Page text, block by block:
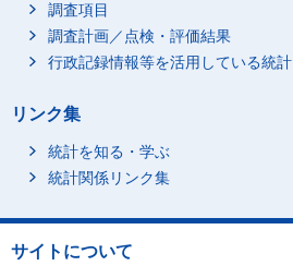
調査項目
調査計画／点検・評価結果
行政記録情報等を活用している統計
リンク集
統計を知る・学ぶ
統計関係リンク集
サイトについて